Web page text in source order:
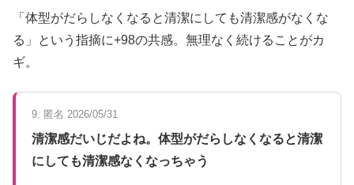
「体型がだらしなくなると清潔にしても清潔感がなくな
る」という指摘に+98の共感。無理なく続けることがカ
ギ。
9. 匿名 2026/05/31
清潔感だいじだよね。体型がだらしなくなると清潔
にしても清潔感なくなっちゃう